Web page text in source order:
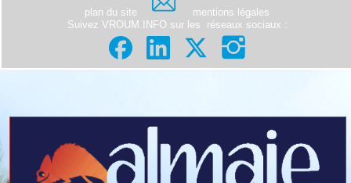
plan du site
mentions légales
Suivez VROUM.INFO sur les
réseaux sociaux :